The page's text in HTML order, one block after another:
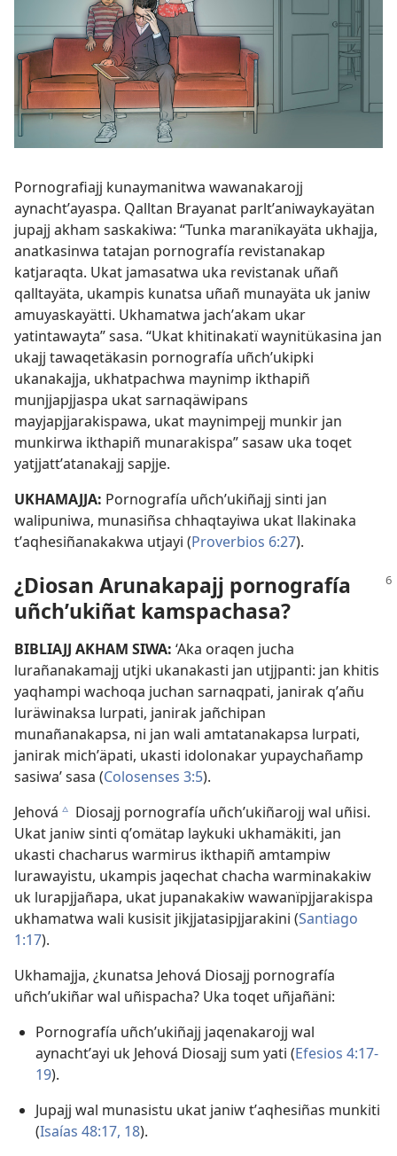
Pornografiajj kunaymanitwa wawanakarojj
aynachtʼayaspa. Qalltan Brayanat parltʼaniwaykayätan
jupajj akham saskakiwa: “Tunka maranïkayäta ukhajja,
anatkasinwa tatajan pornografía revistanakap
katjaraqta. Ukat jamasatwa uka revistanak uñañ
qalltayäta, ukampis kunatsa uñañ munayäta uk janiw
amuyaskayätti. Ukhamatwa jachʼakam ukar
yatintawayta” sasa. “Ukat khitinakatï waynitükasina jan
ukajj tawaqetäkasin pornografía uñchʼukipki
ukanakajja, ukhatpachwa maynimp ikthapiñ
munjjapjjaspa ukat sarnaqäwipans
mayjapjjarakispawa, ukat maynimpejj munkir jan
munkirwa ikthapiñ munarakispa” sasaw uka toqet
yatjjattʼatanakajj sapjje.
UKHAMAJJA: Pornografía uñchʼukiñajj sinti jan
walipuniwa, munasiñsa chhaqtayiwa ukat llakinaka
tʼaqhesiñanakakwa utjayi (Proverbios 6:27).
¿Diosan Arunakapajj pornografía
uñchʼukiñat kamspachasa?
BIBLIAJJ AKHAM SIWA: ‘Aka oraqen jucha
lurañanakamajj utjki ukanakasti jan utjjpanti: jan khitis
yaqhampi wachoqa juchan sarnaqpati, janirak qʼañu
luräwinaksa lurpati, janirak jañchipan
munañanakapsa, ni jan wali amtatanakapsa lurpati,
janirak michʼäpati, ukasti idolonakar yupaychañamp
sasiwa’ sasa (Colosenses 3:5).
Jehová c Diosajj pornografía uñchʼukiñarojj wal uñisi.
Ukat janiw sinti qʼomätap laykuki ukhamäkiti, jan
ukasti chacharus warmirus ikthapiñ amtampiw
lurawayistu, ukampis jaqechat chacha warminakakiw
uk lurapjjañapa, ukat jupanakakiw wawanïpjjarakispa
ukhamatwa wali kusisit jikjjatasipjjarakini (Santiago
1:17).
Ukhamajja, ¿kunatsa Jehová Diosajj pornografía
uñchʼukiñar wal uñispacha? Uka toqet uñjañäni:
Pornografía uñchʼukiñajj jaqenakarojj wal
aynachtʼayi uk Jehová Diosajj sum yati (Efesios 4:17-
19).
Jupajj wal munasistu ukat janiw tʼaqhesiñas munkiti
(Isaías 48:17, 18).